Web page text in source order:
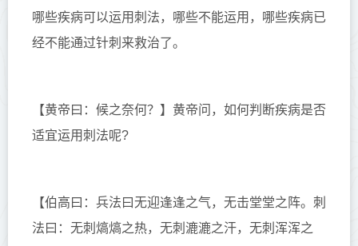
哪些疾病可以运用刺法，哪些不能运用，哪些疾病已
经不能通过针刺来救治了。
【黄帝曰：候之奈何？】 黄帝问，如何判断疾病是否
适宜运用刺法呢?
【伯高曰：兵法曰无迎逢逢之气，无击堂堂之阵。刺
法曰：无刺熇熇之热，无刺漉漉之汗，无刺浑浑之